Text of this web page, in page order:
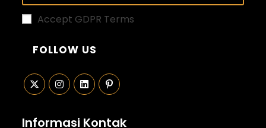
Accept GDPR Terms
FOLLOW US
in
in
Informasi Kontak